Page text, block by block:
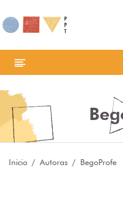
Inicio Autoras BegoProfe